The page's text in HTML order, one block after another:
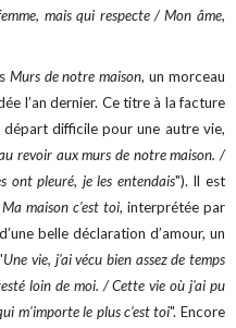
mais qui respecte / Mon âme,
Murs de notre maison, un morceau
l’an dernier. Ce titre à la facture
difficile pour une autre vie,
revoir aux murs de notre maison. /
pleuré, je les entendais"). Il est
Ma maison c’est toi, interprétée par
belle déclaration d’amour, un
Une vie, j'ai vécu bien assez de temps
loin de moi. / Cette vie où j'ai pu
m'importe le plus c’est toi". Encore